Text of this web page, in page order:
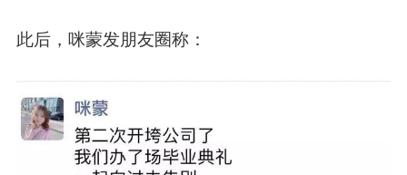
此后，咪蒙发朋友圈称：